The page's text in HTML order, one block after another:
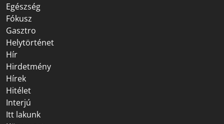
Egészség
Fókusz
Gasztro
Helytörténet
Hír
Hirdetmény
Hírek
Hitélet
Interjú
Itt lakunk